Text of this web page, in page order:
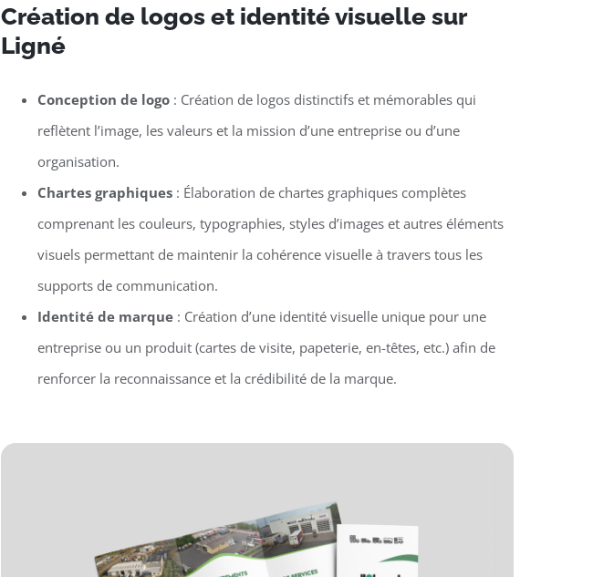
Création de logos et identité visuelle sur
Ligné
Conception de logo : Création de logos distinctifs et mémorables qui
reflètent l’image, les valeurs et la mission d’une entreprise ou d’une
organisation.
Chartes graphiques : Élaboration de chartes graphiques complètes
comprenant les couleurs, typographies, styles d’images et autres éléments
visuels permettant de maintenir la cohérence visuelle à travers tous les
supports de communication.
Identité de marque : Création d’une identité visuelle unique pour une
entreprise ou un produit (cartes de visite, papeterie, en-têtes, etc.) afin de
renforcer la reconnaissance et la crédibilité de la marque.